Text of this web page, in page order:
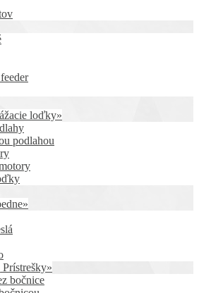
loďky»
podlahou
bočnice